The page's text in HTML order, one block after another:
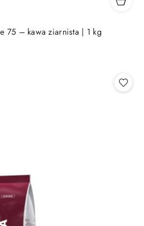
75 – kawa ziarnista | 1 kg